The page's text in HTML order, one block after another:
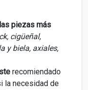
piezas más
cigüeñal,
y biela, axiales,
recomiendado
la necesidad de